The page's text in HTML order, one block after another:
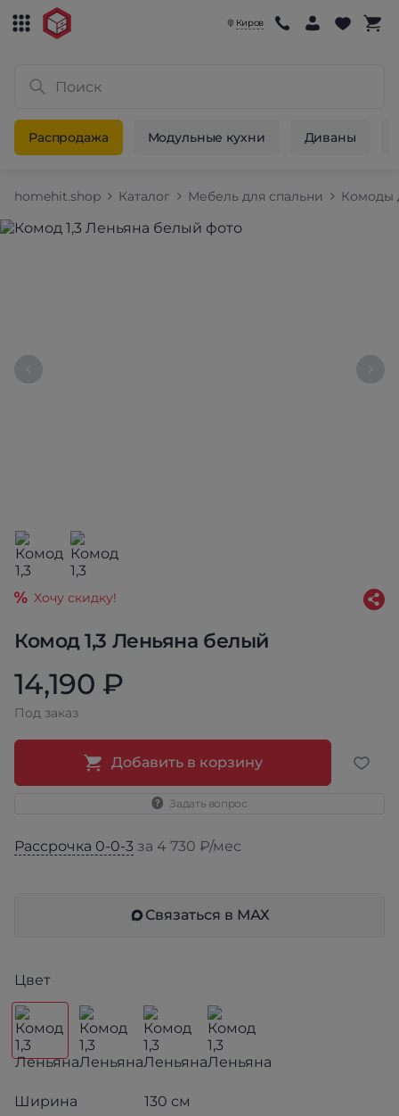
Киров
Распродажа Модульные кухни Диваны
homehit.shop Каталог Мебель для спальни Комоды
Комод 1,3 Леньяна белый
Хочу скидку!
14,190 ₽
Под заказ
Добавить в корзину
Задать вопрос
Рассрочка 0-0-3 за 4 730 ₽/мес
Связаться в МАХ
Цвет
Ширина
130 см